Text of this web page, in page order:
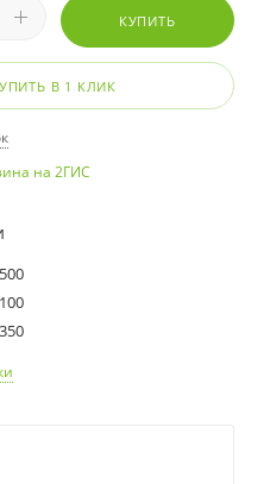
КУПИТЬ
В 1 КЛИК
на 2ГИС
500
350